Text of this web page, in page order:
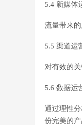
5.4 新媒体
流量带来
5.5 渠道运
对有效的
5.6 数据运
通过理性
份完美的